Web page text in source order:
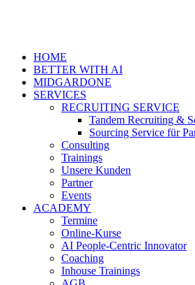
HOME
BETTER WITH AI
MIDGARDONE
SERVICES
RECRUITING SERVICE
Tandem Recruiting &
Sourcing Service für
Consulting
Trainings
Unsere Kunden
Partner
Events
ACADEMY
Termine
Online-Kurse
AI People-Centric Innovator
Coaching
Inhouse Trainings